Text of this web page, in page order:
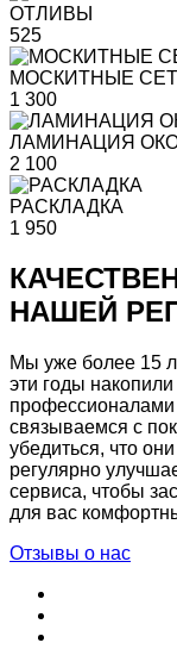
ОТЛИВЫ
525
МОСКИТНЫЕ
1 300
ЛАМИНАЦИЯ
2 100
РАСКЛАДКА
1 950
НАШЕЙ
Мы уже более 15
эти годы
профессионалами
связываемся с
убедиться, что
регулярно
сервиса, чтобы
для вас
Отзывы о нас